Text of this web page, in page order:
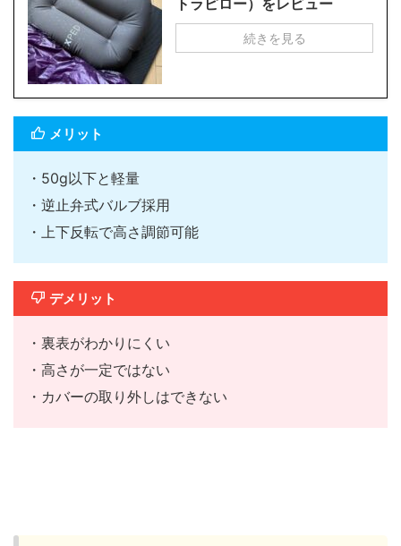
続きを見る
メリット
・50g以下と軽量
・逆止弁式バルブ採用
・上下反転で高さ調節可能
デメリット
・裏表がわかりにくい
・高さが一定ではない
・カバーの取り外しはできない